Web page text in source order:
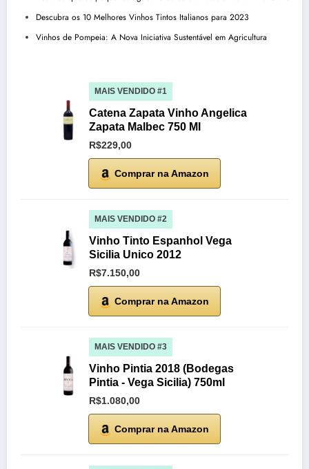
Descubra os 10 Melhores Vinhos Tintos Italianos para 2023
Vinhos de Pompeia: A Nova Iniciativa Sustentável em Agricultura
MAIS VENDIDO #1
Catena Zapata Vinho Angelica
Zapata Malbec 750 Ml
R$229,00
Comprar na Amazon
MAIS VENDIDO #2
Vinho Tinto Espanhol Vega
Sicilia Unico 2012
R$7.150,00
Comprar na Amazon
MAIS VENDIDO #3
Vinho Pintia 2018 (Bodegas
Pintia - Vega Sicilia) 750ml
R$1.080,00
Comprar na Amazon